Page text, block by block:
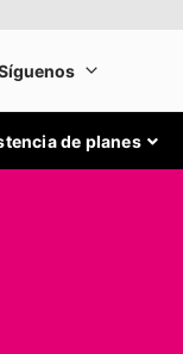
de planes